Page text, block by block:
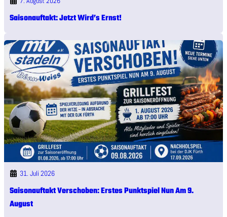
Saisonauftakt: Jetzt Wird’s Ernst!
31. Juli 2026
Saisonauftakt Verschoben: Erstes Punktspiel Nun Am 9.
August